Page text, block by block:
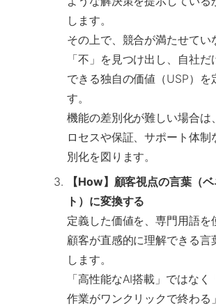
します。
その上で、競合が満たせてい
「不」を見つけ出し、自社だ
できる独自の価値（USP）を
す。
機能の差別化が難しい場合は
ロセスや保証、サポート体制
別化を図ります。
【How】顧客視点の言葉（
ト）に変換する
定義した価値を、専門用語を
顧客が直感的に理解できる言
します。
「高性能なAI搭載」ではなく
作業がワンクリックで終わる